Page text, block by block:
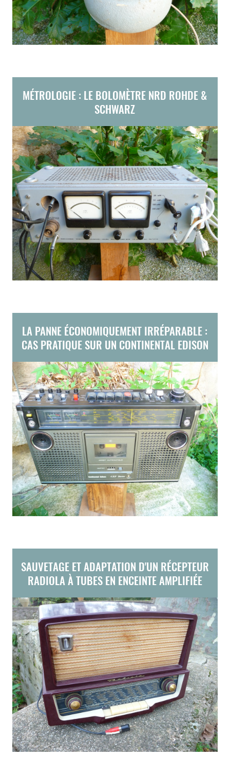
MÉTROLOGIE : LE BOLOMÈTRE NRD ROHDE &
SCHWARZ
LA PANNE ÉCONOMIQUEMENT IRRÉPARABLE :
CAS PRATIQUE SUR UN CONTINENTAL EDISON
SAUVETAGE ET ADAPTATION D'UN RÉCEPTEUR
RADIOLA À TUBES EN ENCEINTE AMPLIFIÉE